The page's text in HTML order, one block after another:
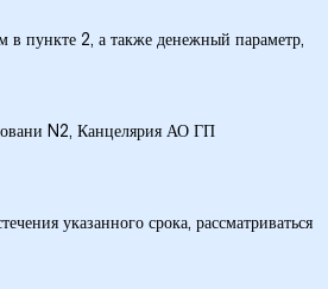
в пункте 2, а также денежный параметр,
N2, Канцелярия АО ГП
указанного срока, рассматриваться